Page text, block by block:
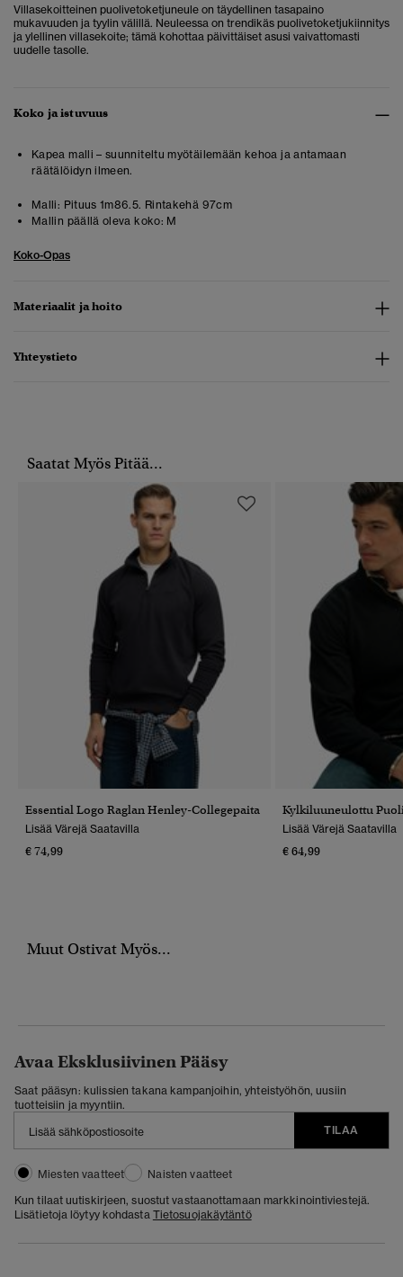
Villasekoitteinen puolivetoketjuneule on täydellinen tasapaino
mukavuuden ja tyylin välillä. Neuleessa on trendikäs puolivetoketjukiinnitys
ja ylellinen villasekoite; tämä kohottaa päivittäiset asusi vaivattomasti
uudelle tasolle.
Koko ja istuvuus
Kapea malli – suunniteltu myötäilemään kehoa ja antamaan
räätälöidyn ilmeen.
Malli: Pituus 1m86.5. Rintakehä 97cm
Mallin päällä oleva koko: M
Koko-Opas
Materiaalit ja hoito
Yhteystieto
Saatat Myös Pitää...
Essential Logo Raglan Henley-Collegepaita
Lisää Värejä Saatavilla
€ 74,99
Kylkiluuneulottu
Lisää Värejä Saatavilla
€ 64,99
Muut Ostivat Myös...
Avaa Eksklusiivinen Pääsy
Saat pääsyn: kulissien takana kampanjoihin, yhteistyöhön, uusiin
tuotteisiin ja myyntiin.
TILAA
Miesten vaatteet
Naisten vaatteet
Kun tilaat uutiskirjeen, suostut vastaanottamaan markkinointiviestejä.
Lisätietoja löytyy kohdasta Tietosuojakäytäntö